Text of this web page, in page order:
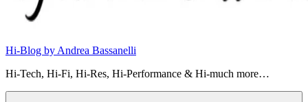
Hi-Blog by Andrea Bassanelli
Hi-Tech, Hi-Fi, Hi-Res, Hi-Performance & Hi-much more…